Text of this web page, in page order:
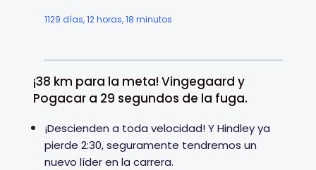
1129 días, 12 horas, 18 minutos
¡38 km para la meta! Vingegaard y
Pogacar a 29 segundos de la fuga.
¡Descienden a toda velocidad! Y Hindley ya
pierde 2:30, seguramente tendremos un
nuevo líder en la carrera.